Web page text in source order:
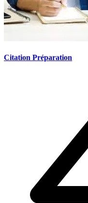
Citation Préparation